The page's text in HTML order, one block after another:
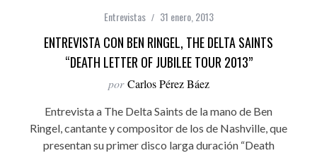
Entrevistas 31 enero, 2013
ENTREVISTA CON BEN RINGEL, THE DELTA SAINTS
“DEATH LETTER OF JUBILEE TOUR 2013”
por Carlos Pérez Báez
Entrevista a The Delta Saints de la mano de Ben
Ringel, cantante y compositor de los de Nashville, que
presentan su primer disco larga duración “Death